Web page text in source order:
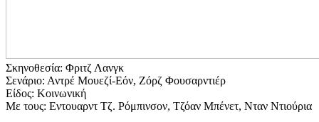
Σκηνοθεσία: Φριτζ Λανγκ
Σενάριο: Αντρέ Μουεζί-Εόν, Ζόρζ Φουσαρντιέρ
Είδος: Κοινωνική
Με τους: Εντουαρντ Τζ. Ρόμπινσον, Τζόαν Μπένετ, Νταν Ντιούρια